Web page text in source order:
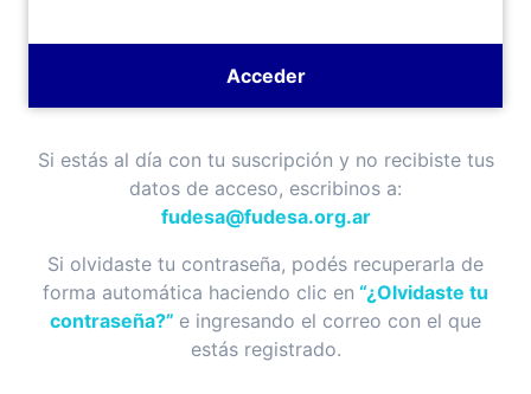
Si estás al día con tu suscripción y no recibiste tus
datos de acceso, escribinos a:
fudesa@fudesa.org.ar
Si olvidaste tu contraseña, podés recuperarla de
forma automática haciendo clic en “¿Olvidaste tu
contraseña?” e ingresando el correo con el que
estás registrado.